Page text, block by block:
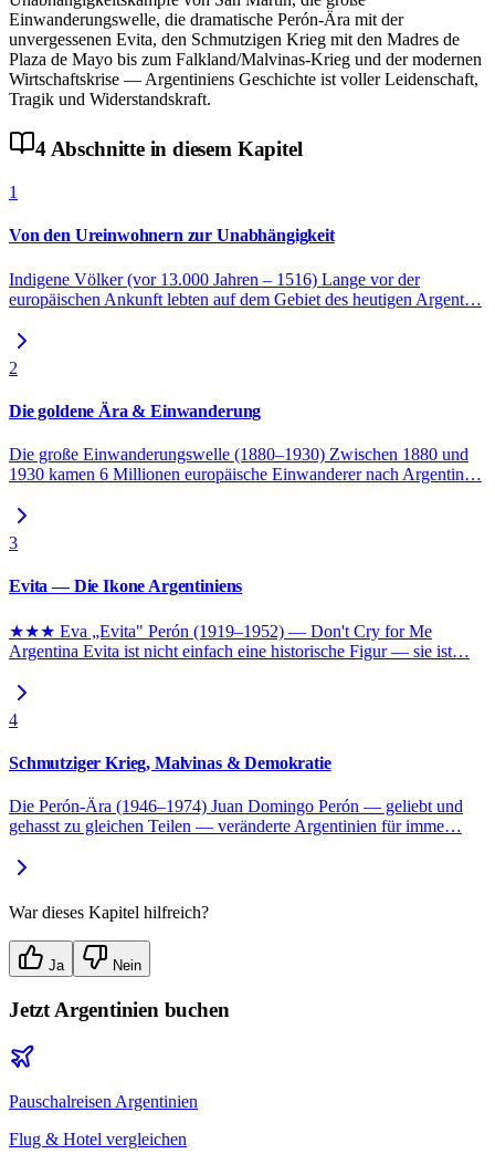
Einwanderungswelle, die dramatische Perón-Ära mit der
unvergessenen Evita, den Schmutzigen Krieg mit den Madres de
Plaza de Mayo bis zum Falkland/Malvinas-Krieg und der modernen
Wirtschaftskrise — Argentiniens Geschichte ist voller Leidenschaft,
Tragik und Widerstandskraft.
4Abschnittein diesem Kapitel
1
Von den Ureinwohnern zur Unabhängigkeit
Indigene Völker (vor 13.000 Jahren – 1516) Lange vor der
europäischen Ankunft lebten auf dem Gebiet des heutigen Argent…
2
Die goldene Ära & Einwanderung
Die große Einwanderungswelle (1880–1930) Zwischen 1880 und
1930 kamen 6 Millionen europäische Einwanderer nach Argentin…
3
Evita — Die Ikone Argentiniens
★★★ Eva „Evita" Perón (1919–1952) — Don't Cry for Me
Argentina Evita ist nicht einfach eine historische Figur — sie ist…
4
Schmutziger Krieg, Malvinas & Demokratie
Die Perón-Ära (1946–1974) Juan Domingo Perón — geliebt und
gehasst zu gleichen Teilen — veränderte Argentinien für imme…
War dieses Kapitel hilfreich?
Ja Nein
Jetzt Argentinien buchen
Pauschalreisen Argentinien
Flug & Hotel vergleichen